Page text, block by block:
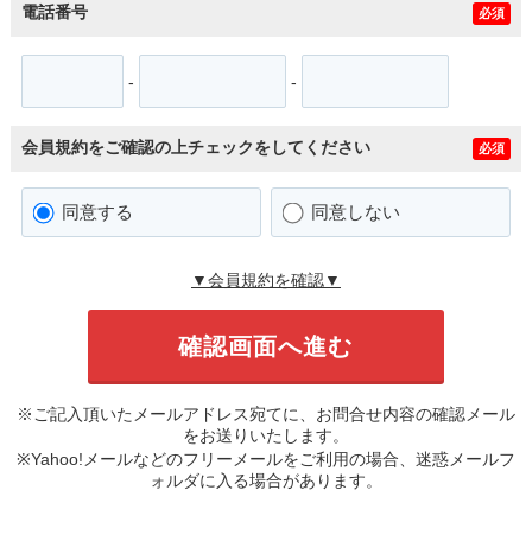
電話番号 必須
- -
会員規約をご確認の上チェックをしてください 必須
同意する 同意しない
▼会員規約を確認▼
※ご記入頂いたメールアドレス宛てに、お問合せ内容の確認メール
をお送りいたします。
※Yahoo!メールなどのフリーメールをご利用の場合、迷惑メールフ
ォルダに入る場合があります。